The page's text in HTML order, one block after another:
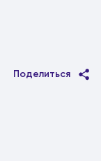
Поделиться